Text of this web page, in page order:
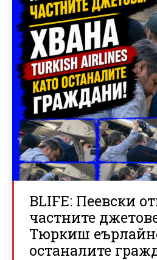
BLIFE: Пеевски
частните
Тюркиш
останалите